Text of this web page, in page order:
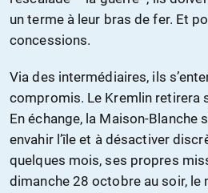
un terme à leur bras de fer. Et
concessions.
Via des intermédiaires, ils
compromis. Le Kremlin retirera
En échange, la Maison-Blanche
envahir l’île et à désactiver
quelques mois, ses propres
dimanche 28 octobre au soir, le